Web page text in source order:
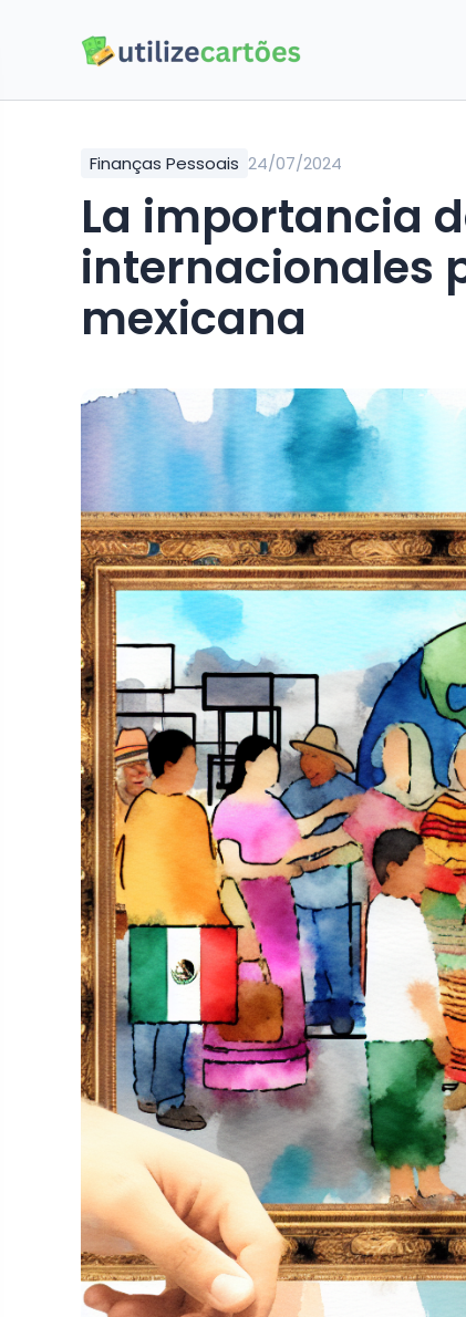
Finanças Pessoais 24/07/2024
La importancia
internacionales
mexicana